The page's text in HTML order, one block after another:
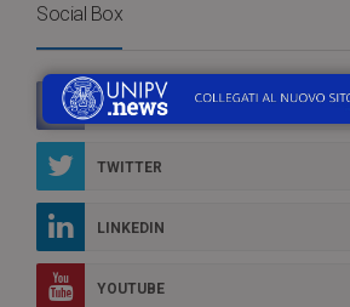
Social Box
FACEBOOK
TWITTER
LINKEDIN
YOUTUBE